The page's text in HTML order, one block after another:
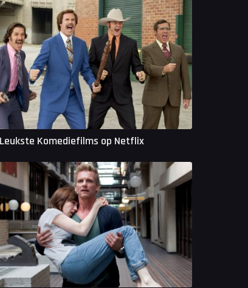
Leukste Komediefilms op Netflix